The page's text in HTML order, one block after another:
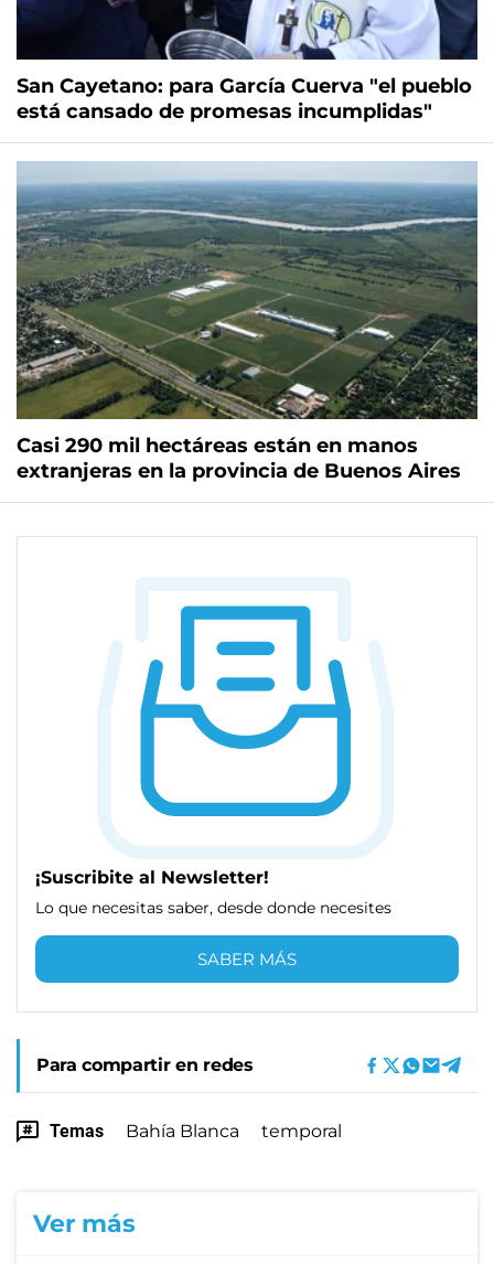
San Cayetano: para García Cuerva "el pueblo
está cansado de promesas incumplidas"
Casi 290 mil hectáreas están en manos
extranjeras en la provincia de Buenos Aires
¡Suscribite al Newsletter!
Lo que necesitas saber, desde donde necesites
SABER MÁS
Para compartir en redes
Temas Bahía Blanca temporal
Ver más